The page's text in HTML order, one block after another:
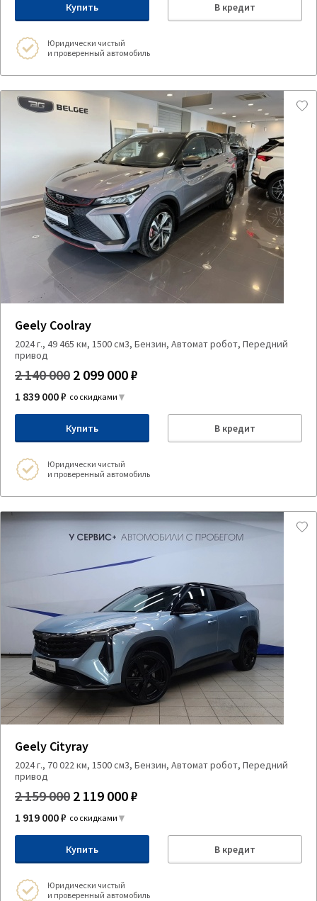
Купить В кредит
Юридически чистый
и проверенный автомобиль
Geely Coolray
2024 г., 49 465 км, 1500 см3, Бензин, Автомат робот, Передний
привод
2 140 000 2 099 000 ₽
1 839 000 ₽ со скидками
Купить В кредит
Юридически чистый
и проверенный автомобиль
Geely Cityray
2024 г., 70 022 км, 1500 см3, Бензин, Автомат робот, Передний
привод
2 159 000 2 119 000 ₽
1 919 000 ₽ со скидками
Купить В кредит
Юридически чистый
и проверенный автомобиль